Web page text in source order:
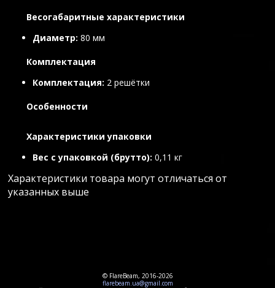
Весогабаритные характеристики
Диаметр 80 мм
Комплектация
Комплектация 2 решётки
Особенности
Характеристики упаковки
Вес с упаковкой (брутто) 0,11 кг
Характеристики товара могут отличаться от
указанных выше
© FlareBeam, 2016-2026
flarebeam.ua@gmail.com